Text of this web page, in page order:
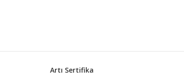
Artı Sertifika